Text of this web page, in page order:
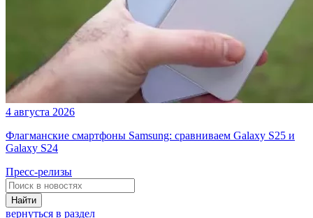
4 августа 2026
Флагманские смартфоны Samsung: сравниваем Galaxy S25 и
Galaxy S24
Пресс-релизы
Найти
вернуться в раздел